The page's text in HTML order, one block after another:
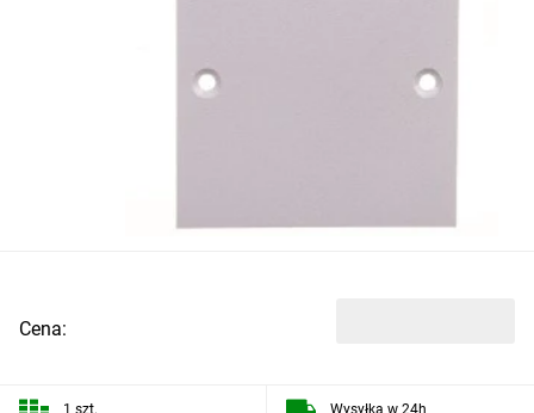
Cena:
1 szt. Wysyłka w 24h